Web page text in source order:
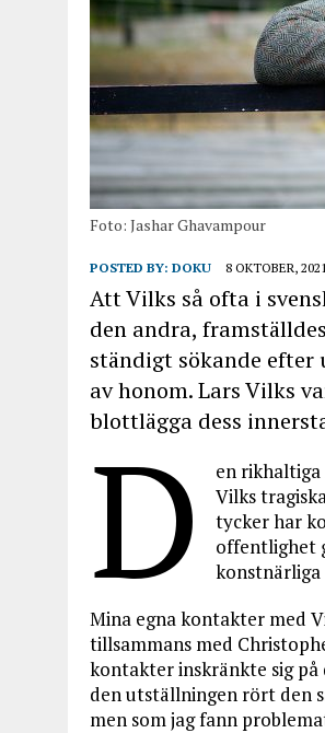
Foto: Jashar Ghavampour
POSTED BY: DOKU 8 OKTOBER, 2021
Att Vilks så ofta i
den andra,
ständigt sökande
av honom. Lars Vilks
blottlägga dess
D
en
Vilks
tycker har
offentlighet
konstnärliga
Mina egna kontakter med
tillsammans med
kontakter inskränkte sig
den utställningen rört den
men som jag fann